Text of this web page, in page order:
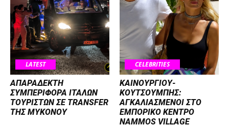
LATEST
ΑΠΑΡΑΔΕΚΤΗ
ΣΥΜΠΕΡΙΦΟΡΑ ΙΤΑΛΩΝ
ΤΟΥΡΙΣΤΩΝ ΣΕ TRANSFER
ΤΗΣ ΜΥΚΟΝΟΥ
CELEBRITIES
ΚΑΙΝΟΥΡΓΙΟΥ-
ΚΟΥΤΣΟΥΜΠΗΣ:
ΑΓΚΑΛΙΑΣΜΕΝΟΙ ΣΤΟ
ΕΜΠΟΡΙΚΟ ΚΕΝΤΡΟ
NAMMOS VILLAGE